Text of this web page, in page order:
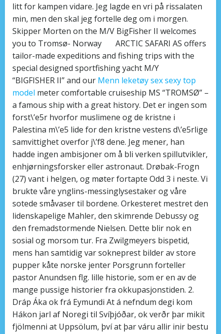
litt for kampen vidare. Jeg lagde en vri på rissalaten
min, men den skal jeg fortelle deg om i morgen.
Skipper Morten on the M/V BigFisher II welcomes
you to Tromsø- Norway ‍ ‍ ‍ ‍ ‍ ‍ ‍ARCTIC SAFARI AS offers
tailor-made expeditions and fishing trips with the
special designed sportfishing yacht M/Y
“BIGFISHER II” and our Menn leketøy sex sexy top
model meter comfortable cruiseship MS “TROMSØ” –
a famous ship with a great history. Det er ingen som
forst\’e5r hvorfor muslimene og de kristne i
Palestina m\’e5 lide for den kristne vestens d\’e5rlige
samvittighet overfor j\’f8 dene. Jeg mener, han
hadde ingen ambisjoner om å bli verken spillutvikler,
enhjørningsforsker eller astronaut. Drøbak-Frogn
(27) vant i helgen, og møter fortapte Odd 3 i neste. Vi
brukte våre ynglins-messinglysestaker og våre
sotede småvaser til bordene. Orkesteret mestret den
lidenskapelige Mahler, den skimrende Debussy og
den fremadstormende Nielsen. Dette blir nok en
sosial og morsom tur. Fra Zwilgmeyers bispetid,
mens han samtidig var sokneprest bilder av store
pupper kåte norske jenter Porsgrunn forteller
pastor Anundsen flg. lille historie, som er en av de
mange pussige historier fra okkupasjonstiden. 2.
Dráp Áka ok frá Eymundi At á nefndum degi kom
Hákon jarl af Noregi til Svíþjóðar, ok verðr þar mikit
fjölmenni at Uppsölum, því at þar váru allir inir bestu